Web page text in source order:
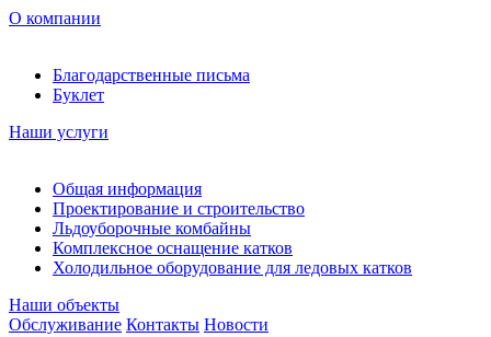
О компании
Благодарственные письма
Буклет
Наши услуги
Общая информация
Проектирование и строительство
Льдоуборочные комбайны
Комплексное оснащение катков
Холодильное оборудование для ледовых катков
Наши объекты
Обслуживание Контакты Новости